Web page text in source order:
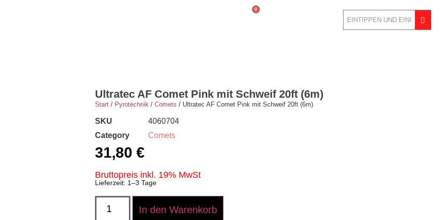
0
Ultratec AF Comet Pink mit Schweif 20ft (6m)
Start/ Pyrotechnik/ Comets / Ultratec AF Comet Pink mit Schweif 20ft (6m)
SKU
4060704
Category
Comets
31,80 €
Bruttopreis inkl. 19% MwSt
Lieferzeit: 1–3 Tage
In den Warenkorb